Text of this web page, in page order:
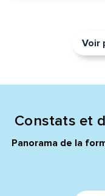
Voir
Constats et
Panorama de la